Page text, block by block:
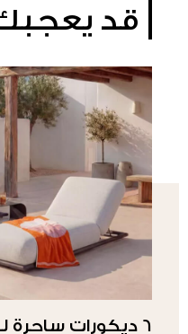
قد
6 ديكورات ساحرة